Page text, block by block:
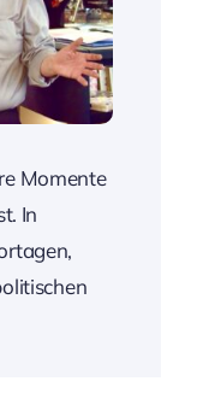
Momente
In